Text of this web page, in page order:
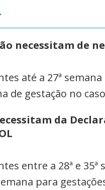
necessitam de
até a 27ª
de gestação no
da
entre a 28ª e
para